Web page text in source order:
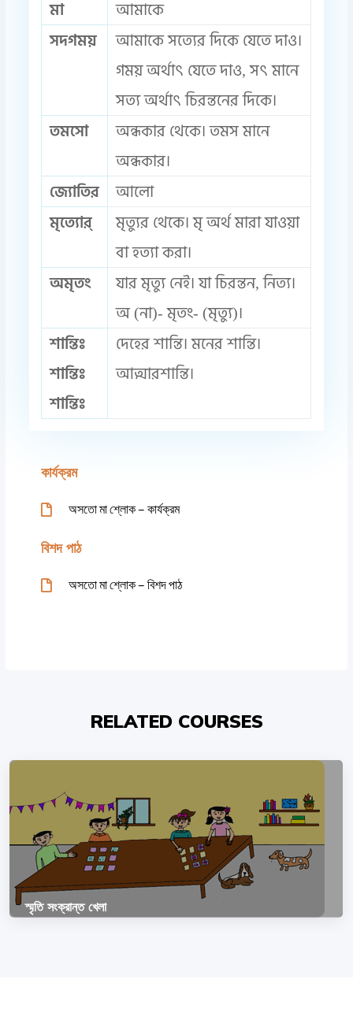
মা
আমাকে
সদগময়
আমাকে সত্যের দিকে যেতে দাও।
গময় অর্থাৎ যেতে দাও, সৎ মানে
সত্য অর্থাৎ চিরন্তনের দিকে।
তমসো
অন্ধকার থেকে। তমস মানে
অন্ধকার।
জ্যোতির
আলো
মৃত্যোর্
মৃত্যুর থেকে। মৃ অর্থ মারা যাওয়া
বা হত্যা করা।
অমৃতং
যার মৃত্যু নেই। যা চিরন্তন, নিত্য।
অ (না)- মৃতং- (মৃত্যু)।
শান্তিঃ
শান্তিঃ
শান্তিঃ
দেহের শান্তি। মনের শান্তি।
আত্মারশান্তি।
কার্যক্রম
অসতো মা শ্লোক – কার্যক্রম
বিশদ পাঠ
অসতো মা শ্লোক – বিশদ পাঠ
RELATED COURSES
স্মৃতি সংক্রান্ত খেলা